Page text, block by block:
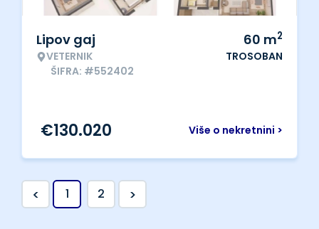
Lipov gaj
VETERNIK
ŠIFRA: #552402
60 m2
TROSOBAN
Više o nekretnini >
€130.020
< 1 2 >